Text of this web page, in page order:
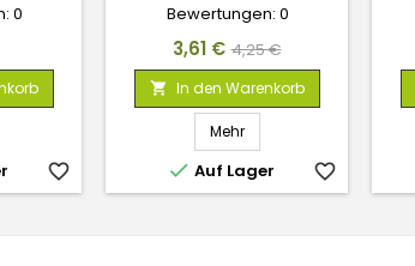
0
favorite_border
Bewertungen: 0
Preis
3,61 € Verkaufspreis
4,25 €
 In den Warenkorb
Mehr
 Auf Lager favorite_border